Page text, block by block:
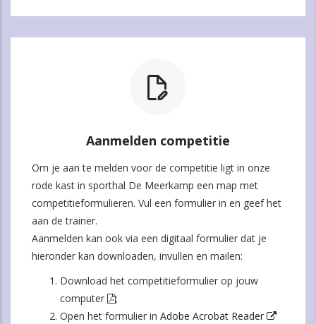
Aanmelden competitie
Om je aan te melden voor de competitie ligt in onze
rode kast in sporthal De Meerkamp een map met
competitieformulieren. Vul een formulier in en geef het
aan de trainer.
Aanmelden kan ook via een digitaal formulier dat je
hieronder kan downloaden, invullen en mailen:
Download het competitieformulier op jouw
computer
;
Open het formulier in Adobe Acrobat Reader